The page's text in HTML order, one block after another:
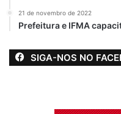
Advogada
21 de novembro de 2022
Prefeitura e IFMA
SIGA-NOS NO